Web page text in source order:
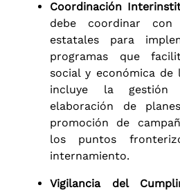
Coordinación
debe coordinar
estatales para
programas que
social y económica de
incluye la
elaboración de
promoción de
los puntos
internamiento.
Vigilancia del